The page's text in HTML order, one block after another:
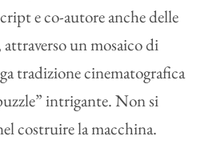
e co-autore anche delle
un mosaico di
tradizione cinematografica
intrigante. Non si
costruire la macchina.